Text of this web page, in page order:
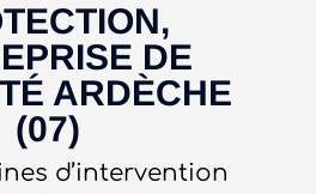
DE
ARDÈCHE
(07)
d’intervention